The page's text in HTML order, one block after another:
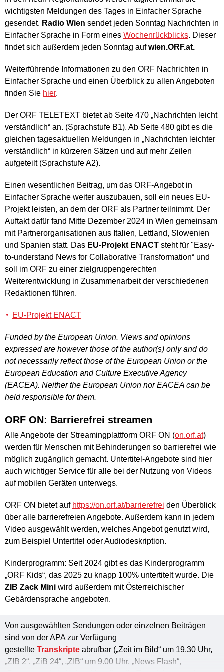
wichtigsten Meldungen des Tages in Einfacher Sprache
gesendet. Radio Wien sendet jeden Sonntag Nachrichten in
Einfacher Sprache in Form eines Wochenrückblicks. Dieser
findet sich außerdem jeden Sonntag aufwien.ORF.at.
Weiterführende Informationen zu den ORF Nachrichten in
Einfacher Sprache und einen Überblick zu allen Angeboten
finden Sie hier.
Der ORF TELETEXT bietet ab Seite 470 „Nachrichten leicht
verständlich“ an. (Sprachstufe B1). Ab Seite 480 gibt es die
gleichen tagesaktuellen Meldungen in „Nachrichten leichter
verständlich“ in kürzeren Sätzen und auf mehr Zeilen
aufgeteilt (Sprachstufe A2).
Einen wesentlichen Beitrag, um das ORF-Angebot in
Einfacher Sprache weiter auszubauen, soll ein neues EU-
Projekt leisten, an dem der ORF als Partner teilnimmt. Der
Auftakt dafür fand Mitte Dezember 2024 in Wien gemeinsam
mit Partnerorganisationen aus Italien, Lettland, Slowenien
und Spanien statt. Das EU-Projekt ENACT steht für "Easy-
to-understand News for Collaborative Transformation“ und
soll im ORF zu einer zielgruppengerechten
Weiterentwicklung in Zusammenarbeit der verschiedenen
Redaktionen führen.
EU-Projekt ENACT
Funded by the European Union. Views and opinions
expressed are however those of the author(s) only and do
not necessarily reflect those of the European Union or the
European Education and Culture Executive Agency
(EACEA). Neither the European Union nor EACEA can be
held responsible for them.
ORF ON: Barrierefrei streamen
Alle Angebote der Streamingplattform ORF ON (on.orf.at)
werden für Menschen mit Behinderungen so barrierefrei wie
möglich zugänglich gemacht. Untertitel-Angebote sind hier
auch wichtiger Service für alle bei der Nutzung von Videos
auf mobilen Geräten unterwegs.
ORF ON bietet auf https://on.orf.at/barrierefrei den Überblick
über alle barrierefreien Angebote. Außerdem kann in jedem
Video ausgewählt werden, welches Angebot genutzt wird,
zum Beispiel Untertitel oder Audiodeskription.
Kinderprogramm: Seit 2024 gibt es das Kinderprogramm
„ORF Kids“, das 2025 zu knapp 100% untertitelt wurde. Die
ZIB Zack Mini wird außerdem mit Österreichischer
Gebärdensprache angeboten.
Von ausgewählten Sendungen oder einzelnen Beiträgen
sind von der APA zur Verfügung
gestellte Transkripte abrufbar („Zeit im Bild“ um 19.30 Uhr,
„ZIB 2“, „ZiB 24“, „ZIB“ um 9.00 Uhr, „News Flash“,